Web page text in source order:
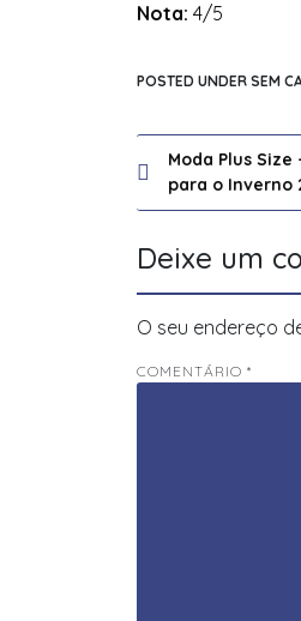
Nota: 4/5
POSTED UNDER SEM
de
Post
Moda Plus
para o Inverno
Deixe um
O seu endereço
COMENTÁRIO *